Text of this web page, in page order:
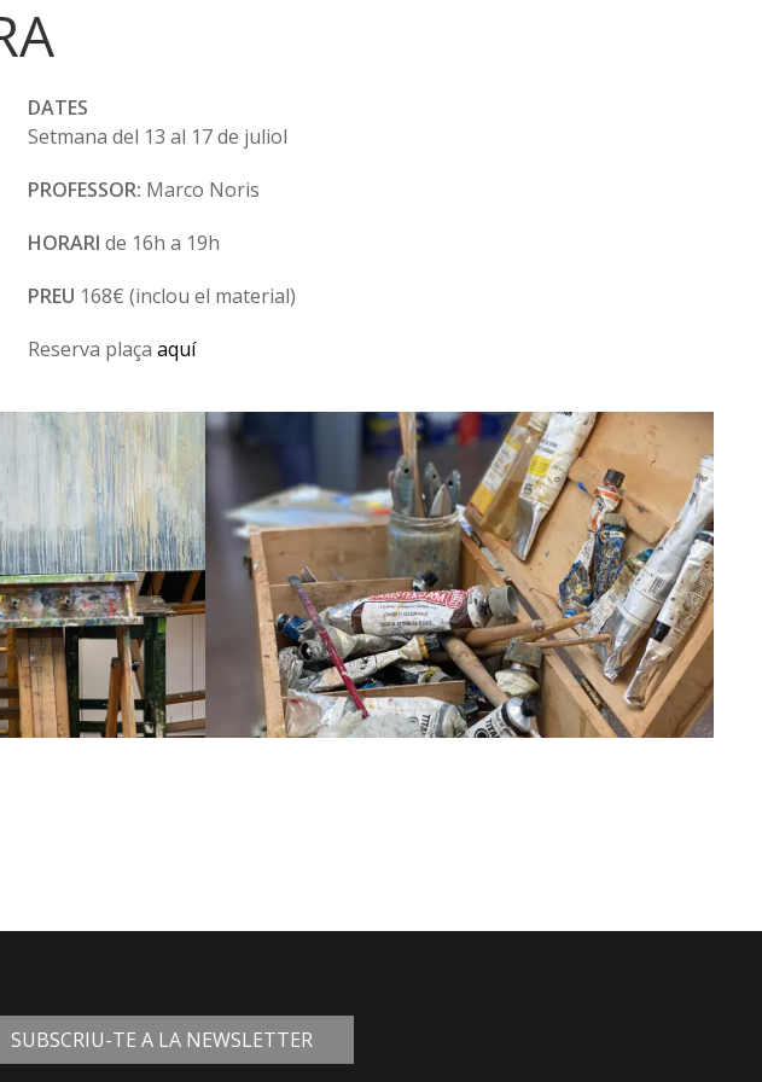
DATES
Setmana del 13 al 17 de juliol
PROFESSOR: Marco Noris
HORARI de 16h a 19h
PREU 168€ (inclou el material)
Reserva plaça aquí
SUBSCRIU-TE A LA NEWSLETTER